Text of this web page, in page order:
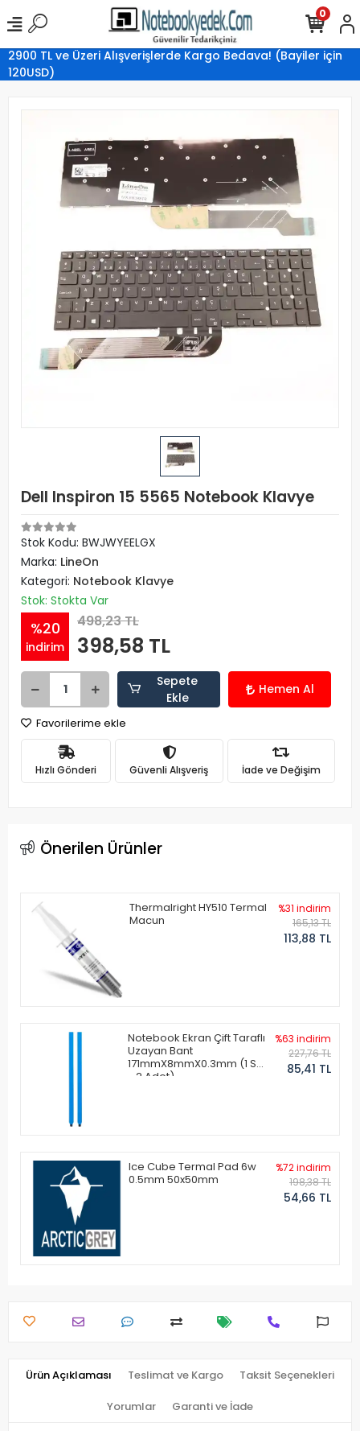
2900 TL ve Üzeri Alışverişlerde Kargo Bedava! (Bayiler için
120USD)
0
Dell Inspiron 15 5565 Notebook Klavye
Stok Kodu: BWJWYEELGX
Marka: LineOn
Kategori: Notebook Klavye
Stok: Stokta Var
%20
indirim
498,23 TL
398,58 TL
Sepete
Ekle
Hemen Al
Favorilerime ekle
Hızlı Gönderi Güvenli Alışveriş İade ve Değişim
Önerilen Ürünler
Thermalright HY510 Termal
Macun
%31 indirim
165,13 TL
113,88 TL
Notebook Ekran Çift Taraflı
Uzayan Bant
171mmX8mmX0.3mm (1 Set
- 2 Adet)
%63 indirim
227,76 TL
85,41 TL
Ice Cube Termal Pad 6w
0.5mm 50x50mm
%72 indirim
198,38 TL
54,66 TL
Ürün Açıklaması Teslimat ve Kargo Taksit Seçenekleri
Yorumlar Garanti ve İade